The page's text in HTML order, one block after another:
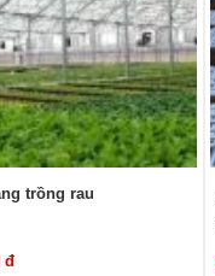
trồng rau
đ